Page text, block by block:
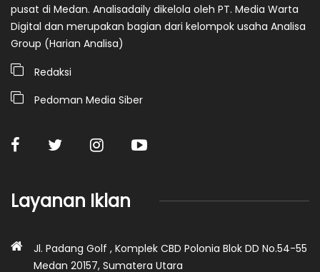
pusat di Medan. Analisadaily dikelola oleh PT. Media Warta
Digital dan merupakan bagian dari kelompok usaha Analisa
Group (Harian Analisa)
Redaksi
Pedoman Media Siber
Layanan Iklan
Jl. Padang Golf , Komplek CBD Polonia Blok DD No.54-55
Medan 20157, Sumatera Utara